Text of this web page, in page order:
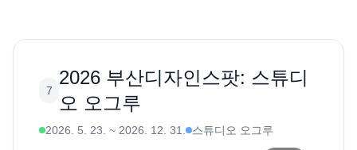
7
2026 부산디자인스팟: 스튜디
오 오그루
2026. 5. 23. ~ 2026. 12. 31. 스튜디오 오그루